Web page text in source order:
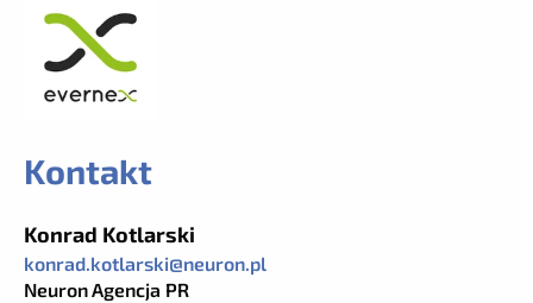
Kontakt
Konrad Kotlarski
konrad.kotlarski@neuron.pl
Neuron Agencja PR